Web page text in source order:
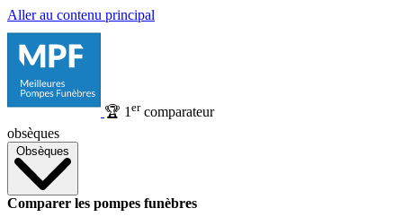
Aller au contenu principal
🏆 1 ercomparateur
obsèques
Obsèques
Comparer les pompes funèbres